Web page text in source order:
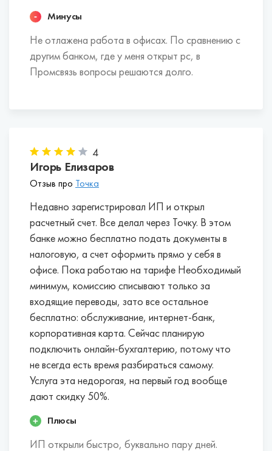
Минусы
Не отлажена работа в офисах. По сравнению с
другим банком, где у меня открыт рс, в
Промсвязь вопросы решаются долго.
4
Игорь Елизаров
Отзыв про Точка
Недавно зарегистрировал ИП и открыл
расчетный счет. Все делал через Точку. В этом
банке можно бесплатно подать документы в
налоговую, а счет оформить прямо у себя в
офисе. Пока работаю на тарифе Необходимый
минимум, комиссию списывают только за
входящие переводы, зато все остальное
бесплатно: обслуживание, интернет-банк,
корпоративная карта. Сейчас планирую
подключить онлайн-бухгалтерию, потому что
не всегда есть время разбираться самому.
Услуга эта недорогая, на первый год вообще
дают скидку 50%.
Плюсы
ИП открыли быстро, буквально пару дней.